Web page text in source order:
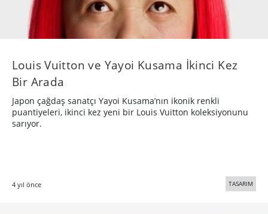
Louis Vuitton ve Yayoi Kusama İkinci Kez
Bir Arada
Japon çağdaş sanatçı Yayoi Kusama’nın ikonik renkli
puantiyeleri, ikinci kez yeni bir Louis Vuitton koleksiyonunu
sarıyor.
4 yıl önce TASARIM